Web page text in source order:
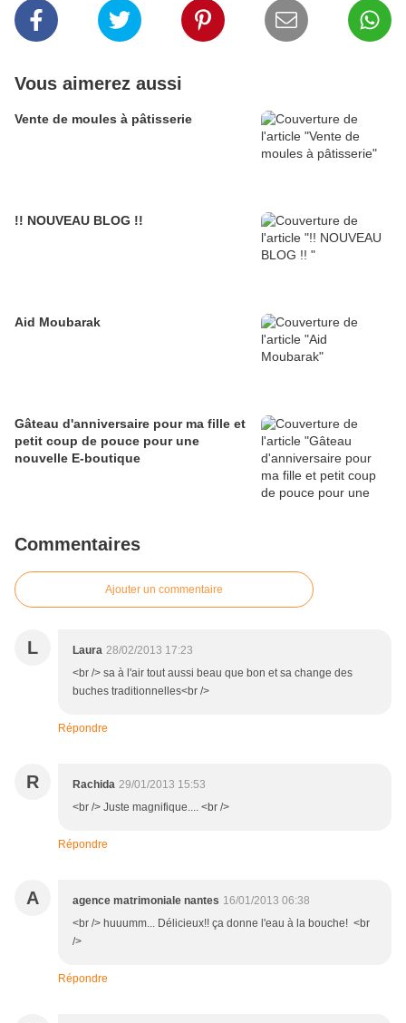
Vous aimerez aussi
Vente de moules à pâtisserie
!! NOUVEAU BLOG !!
Aid Moubarak
Gâteau d'anniversaire pour ma fille et
petit coup de pouce pour une
nouvelle E-boutique
Commentaires
Ajouter un commentaire
L Laura 28/02/2013 17:23
<br /> sa à l'air tout aussi beau que bon et sa change des
buches traditionnelles<br />
Répondre
R Rachida 29/01/2013 15:53
<br /> Juste magnifique.... <br />
Répondre
A agence matrimoniale nantes 16/01/2013 06:38
<br /> huuumm... Délicieux!! ça donne l'eau à la bouche! <br
/>
Répondre